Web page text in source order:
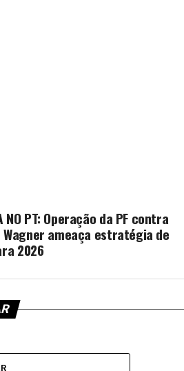
NO PT: Operação da PF contra
Wagner ameaça estratégia de
2026